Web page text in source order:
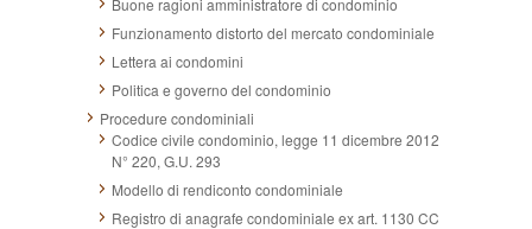
Buone ragioni amministratore di condominio
Funzionamento distorto del mercato condominiale
Lettera ai condomini
Politica e governo del condominio
Procedure condominiali
Codice civile condominio, legge 11 dicembre 2012
N° 220, G.U. 293
Modello di rendiconto condominiale
Registro di anagrafe condominiale ex art. 1130 CC